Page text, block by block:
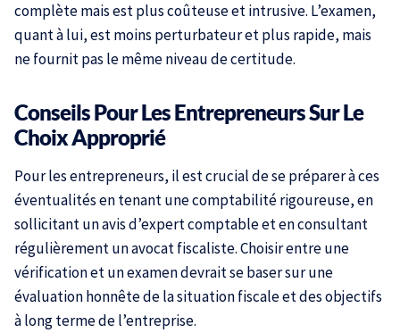
complète mais est plus coûteuse et intrusive. L’examen,
quant à lui, est moins perturbateur et plus rapide, mais
ne fournit pas le même niveau de certitude.
Conseils Pour Les Entrepreneurs Sur Le
Choix Approprié
Pour les entrepreneurs, il est crucial de se préparer à ces
éventualités en tenant une comptabilité rigoureuse, en
sollicitant un avis d’expert comptable et en consultant
régulièrement un avocat fiscaliste. Choisir entre une
vérification et un examen devrait se baser sur une
évaluation honnête de la situation fiscale et des objectifs
à long terme de l’entreprise.